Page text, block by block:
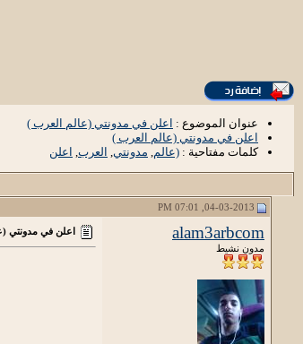
عنوان الموضوع : اعلن في مدونتي (عالم العرب )
اعلن في مدونتي (عالم العرب )
كلمات مفتاحية : (عالم, مدونتي, العرب, اعلن
alam3arbcom
مدون نشيط
اعلن في مدونتي